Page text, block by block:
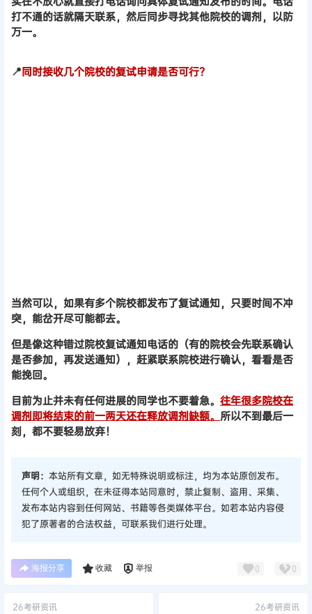
打不通的话就隔天联系，然后同步寻找其他院校的调剂，以防
万一。
📍同时接收几个院校的复试申请是否可行？
当然可以，如果有多个院校都发布了复试通知，只要时间不冲
突，能岔开尽可能都去。
但是像这种错过院校复试通知电话的（有的院校会先联系确认
是否参加，再发送通知），赶紧联系院校进行确认，看看是否
能挽回。
目前为止并未有任何进展的同学也不要着急。 往年很多院校在
调剂即将结束的前一两天还在释放调剂缺额。 所以不到最后一
刻，都不要轻易放弃！
声明： 本站所有文章，如无特殊说明或标注，均为本站原创发布。
任何个人或组织，在未征得本站同意时，禁止复制、盗用、采集、
发布本站内容到任何网站、书籍等各类媒体平台。如若本站内容侵
犯了原著者的合法权益，可联系我们进行处理。
海报分享 收藏 举报 0 0
26考研资讯 26考研资讯